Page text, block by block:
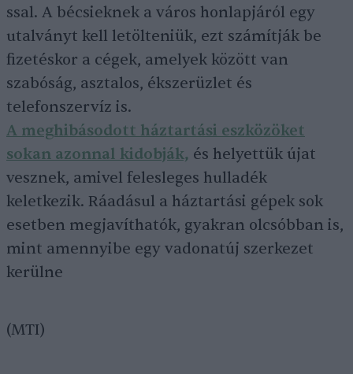
ssal. A bécsieknek a város honlapjáról egy
utalványt kell letölteniük, ezt számítják be
fizetéskor a cégek, amelyek között van
szabóság, asztalos, ékszerüzlet és
telefonszervíz is.
A meghibásodott háztartási eszközöket
sokan azonnal kidobják, és helyettük újat
vesznek, amivel felesleges hulladék
keletkezik. Ráadásul a háztartási gépek sok
esetben megjavíthatók, gyakran olcsóbban is,
mint amennyibe egy vadonatúj szerkezet
kerülne
(MTI)